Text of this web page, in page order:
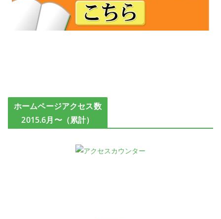
ホームページアクセス数
2015.6月〜（累計）